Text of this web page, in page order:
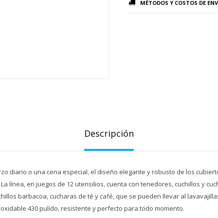
MÉTODOS Y COSTOS DE
Descripción
diario o una cena especial, el diseño elegante y robusto de los
línea, en juegos de 12 utensilios, cuenta con tenedores, cuchillos y
barbacoa, cucharas de té y café, que se pueden llevar al
430 pulido, resistente y perfecto para todo momento.